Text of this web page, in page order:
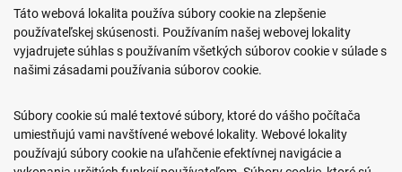
Arm. gen. Svobodu 23/A
080 01 Prešov
0917 466 578
sekcovpredajna@doroka.sk
Pon-Ned: 9:00 - 20:00
Táto webová lokalita používa súbory cookie na zlepšenie
používateľskej skúsenosti. Používaním našej webovej lokality
vyjadrujete súhlas s používaním všetkých súborov cookie v súlade s
našimi zásadami používania súborov cookie.
Súbory cookie sú malé textové súbory, ktoré do vášho počítača
umiestňujú vami navštívené webové lokality. Webové lokality
používajú súbory cookie na uľahčenie efektívnej navigácie a